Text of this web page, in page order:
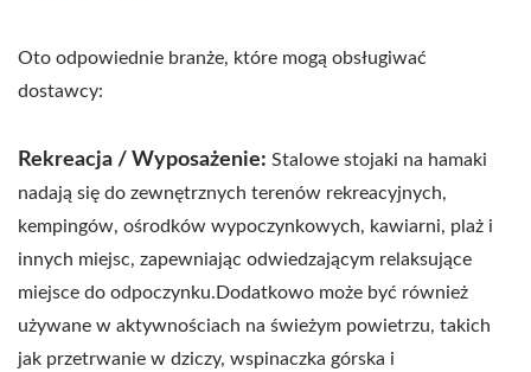
Oto odpowiednie branże, które mogą obsługiwać
dostawcy:
Rekreacja / Wyposażenie: Stalowe stojaki na hamaki
nadają się do zewnętrznych terenów rekreacyjnych,
kempingów, ośrodków wypoczynkowych, kawiarni, plaż i
innych miejsc, zapewniając odwiedzającym relaksujące
miejsce do odpoczynku.Dodatkowo może być również
używane w aktywnościach na świeżym powietrzu, takich
jak przetrwanie w dziczy, wspinaczka górska i